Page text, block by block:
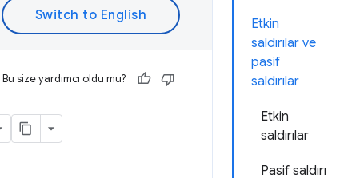
Etkin
saldırılar ve
pasif
saldırılar
Etkin
saldırılar
Pasif saldırı
Bu size yardımcı oldu mu?